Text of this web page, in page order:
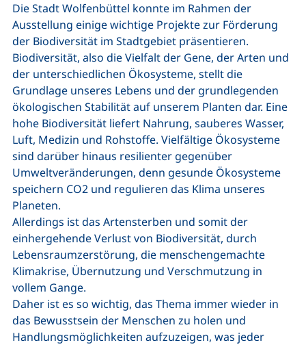
Die Stadt Wolfenbüttel konnte im Rahmen der
Ausstellung einige wichtige Projekte zur Förderung
der Biodiversität im Stadtgebiet präsentieren.
Biodiversität, also die Vielfalt der Gene, der Arten und
der unterschiedlichen Ökosysteme, stellt die
Grundlage unseres Lebens und der grundlegenden
ökologischen Stabilität auf unserem Planten dar. Eine
hohe Biodiversität liefert Nahrung, sauberes Wasser,
Luft, Medizin und Rohstoffe. Vielfältige Ökosysteme
sind darüber hinaus resilienter gegenüber
Umweltveränderungen, denn gesunde Ökosysteme
speichern CO2 und regulieren das Klima unseres
Planeten.
Allerdings ist das Artensterben und somit der
einhergehende Verlust von Biodiversität, durch
Lebensraumzerstörung, die menschengemachte
Klimakrise, Übernutzung und Verschmutzung in
vollem Gange.
Daher ist es so wichtig, das Thema immer wieder in
das Bewusstsein der Menschen zu holen und
Handlungsmöglichkeiten aufzuzeigen, was jeder